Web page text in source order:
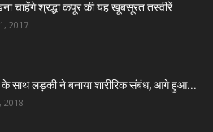
चाहेंगे श्रद्धा कपूर की यह खूबसूरत तस्वीरें
2017
के साथ लड़की ने बनाया शारीरिक संबंध, आगे हुआ...
2018